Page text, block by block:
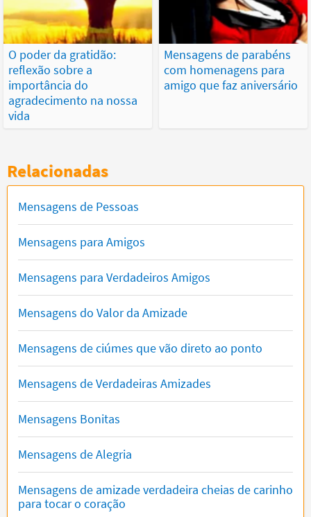
O poder da gratidão:
reflexão sobre a
importância do
agradecimento na nossa
vida
Mensagens de parabéns
com homenagens para
amigo que faz aniversário
Relacionadas
Mensagens de Pessoas
Mensagens para Amigos
Mensagens para Verdadeiros Amigos
Mensagens do Valor da Amizade
Mensagens de ciúmes que vão direto ao ponto
Mensagens de Verdadeiras Amizades
Mensagens Bonitas
Mensagens de Alegria
Mensagens de amizade verdadeira cheias de carinho
para tocar o coração